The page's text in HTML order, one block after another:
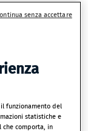
effettuate da
il tuo
preventivo
funzionamento del
statistiche e
che comporta, in
senza accettare